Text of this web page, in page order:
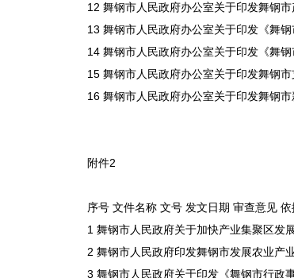
12 舞钢市人民政府办公室关于印发舞钢
13 舞钢市人民政府办公室关于印发《舞
14 舞钢市人民政府办公室关于印发《舞
15 舞钢市人民政府办公室关于印发舞钢
16 舞钢市人民政府办公室关于印发舞钢
附件2
序号 文件名称 文号 发文日期 审查意见 依
1 舞钢市人民政府关于加快产业集聚区发
2 舞钢市人民政府印发舞钢市发展农业产
3 舞钢市人民政府关于印发《舞钢市行政